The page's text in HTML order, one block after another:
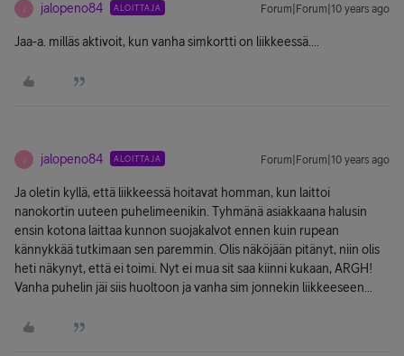
J jalopeno84 ALOITTAJA Forum|Forum|10 years ago
Jaa-a. milläs aktivoit, kun vanha simkortti on liikkeessä....
J jalopeno84 ALOITTAJA Forum|Forum|10 years ago
Ja oletin kyllä, että liikkeessä hoitavat homman, kun laittoi
nanokortin uuteen puhelimeenikin. Tyhmänä asiakkaana halusin
ensin kotona laittaa kunnon suojakalvot ennen kuin rupean
kännykkää tutkimaan sen paremmin. Olis näköjään pitänyt, niin olis
heti näkynyt, että ei toimi. Nyt ei mua sit saa kiinni kukaan, ARGH!
Vanha puhelin jäi siis huoltoon ja vanha sim jonnekin liikkeeseen...